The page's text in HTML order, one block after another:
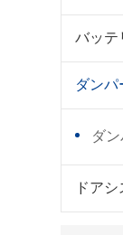
バッテ
ダンパ
ダ
ドア